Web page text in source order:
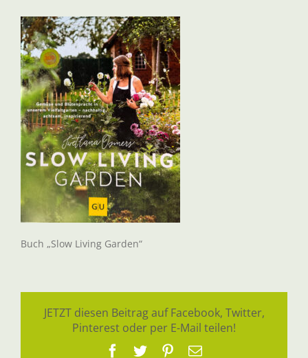
Buch „Slow Living Garden“
JETZT diesen Beitrag auf Facebook, Twitter,
Pinterest oder per E-Mail teilen!
Facebook
TwitterPinterest
E-